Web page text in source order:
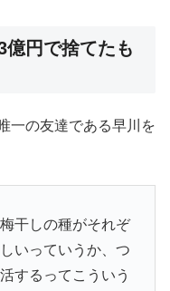
円で捨てたも
一の友達である早川を
干しの種がそれぞ
いっていうか、つ
するってこういう